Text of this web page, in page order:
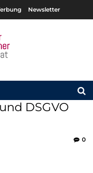
Newsletter
DSGVO
0